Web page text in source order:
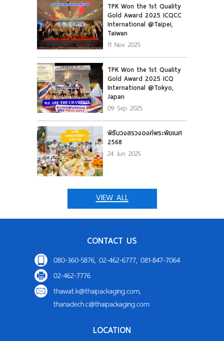
VIEW ALL
TPK Won the 1st Quality
Gold Award 2025 ICQCC
International @Taipei,
Taiwan
11 Nov 2025
TPK Won the 1st Quality
Gold Award 2025 ICQ
International @Tokyo,
Japan
09 Sep 2025
พิธีบวงสรวงองค์พระพิฆเนศ
2568
24 Jun 2025
CONTACT US
080-360-5876, 02-462-6777, 081-847-7064
02-462-7776
thawat.k@thaipackaging.com,
thanadech.c@thaipackaging.com
LOCATION